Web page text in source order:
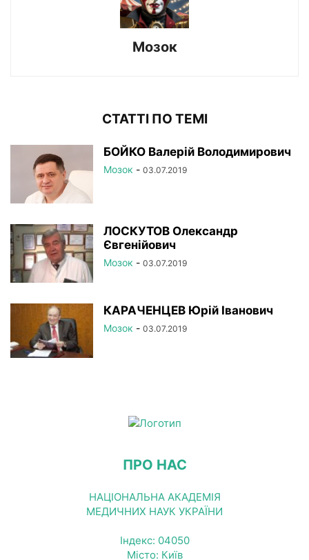
Мозок
СТАТТІ ПО ТЕМІ
БОЙКО Валерій Володимирович
Мозок - 03.07.2019
ЛОСКУТОВ Олександр
Євгенійович
Мозок - 03.07.2019
КАРАЧЕНЦЕВ Юрій Іванович
Мозок - 03.07.2019
ПРО НАС
НАЦІОНАЛЬНА АКАДЕМІЯ
МЕДИЧНИХ НАУК УКРАЇНИ
Індекс: 04050
Місто: Київ